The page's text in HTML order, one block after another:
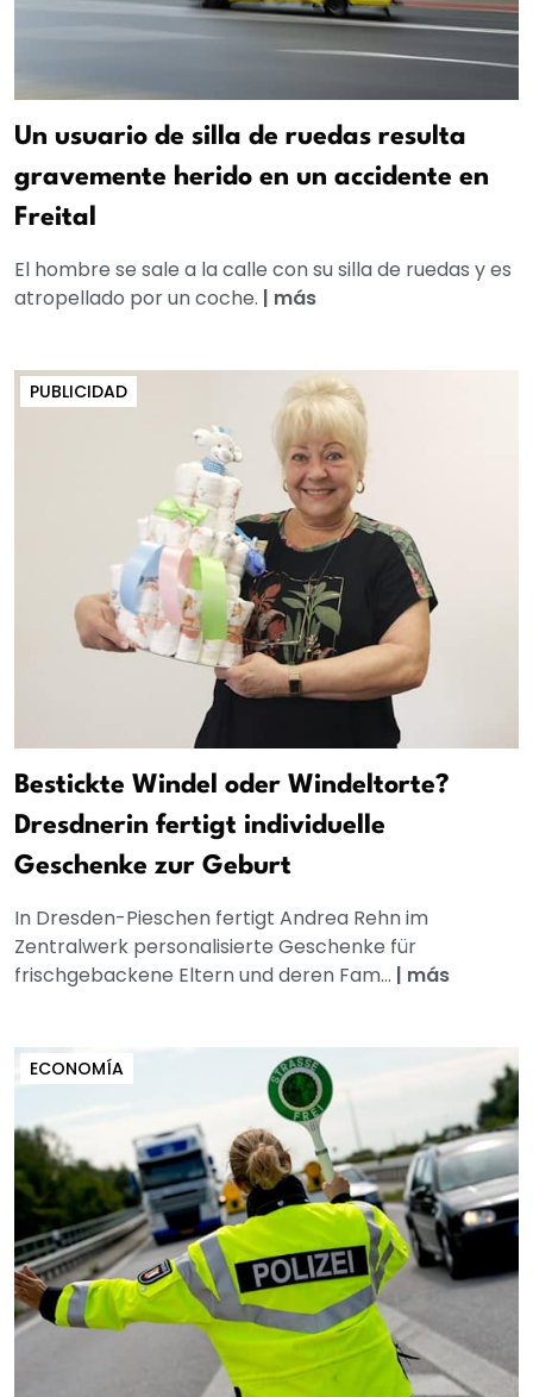
Un usuario de silla de ruedas resulta
gravemente herido en un accidente en
Freital
El hombre se sale a la calle con su silla de ruedas y es
atropellado por un coche. | más
PUBLICIDAD
Bestickte Windel oder Windeltorte?
Dresdnerin fertigt individuelle
Geschenke zur Geburt
In Dresden-Pieschen fertigt Andrea Rehn im
Zentralwerk personalisierte Geschenke für
frischgebackene Eltern und deren Fam... | más
ECONOMÍA